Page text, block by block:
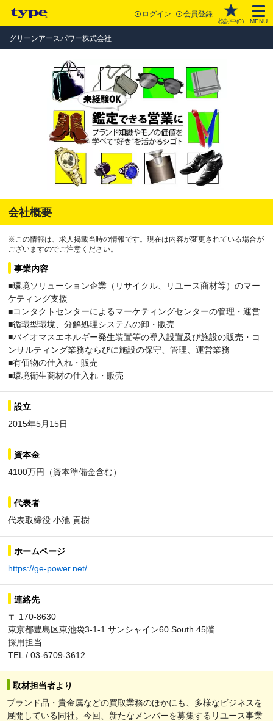
ログイン 会員登録
検討中(0) MENU
グリーンアースパワー株式会社
会社概要
※この情報は、求人掲載当時の情報です。現在は内容が変更されている場合が
ございますのでご注意ください。
事業内容
■環境ソリューション企業（リサイクル、リユース商材等）のマー
ケティング支援
■コンタクトセンターによるマーケティングセンターの管理・運営
■循環型環境、分解処理システムの卸・販売
■バイオマスエネルギー発生装置等の導入設置及び施設の販売・コ
ンサルティング業務ならびに施設の保守、管理、運営業務
■有価物の仕入れ・販売
■環境衛生商材の仕入れ・販売
設立
2015年5月15日
資本金
4100万円（資本準備金含む）
代表者
代表取締役 小池 貢樹
ホームページ
https://ge-power.net/
連絡先
〒 170-8630
東京都豊島区東池袋3-1-1 サンシャイン60 South 45階
採用担当
TEL / 03-6709-3612
取材担当者より
ブランド品・貴金属などの買取業務のほかにも、多様なビジネスを
展開している同社。今回、新たなメンバーを募集するリユース事業